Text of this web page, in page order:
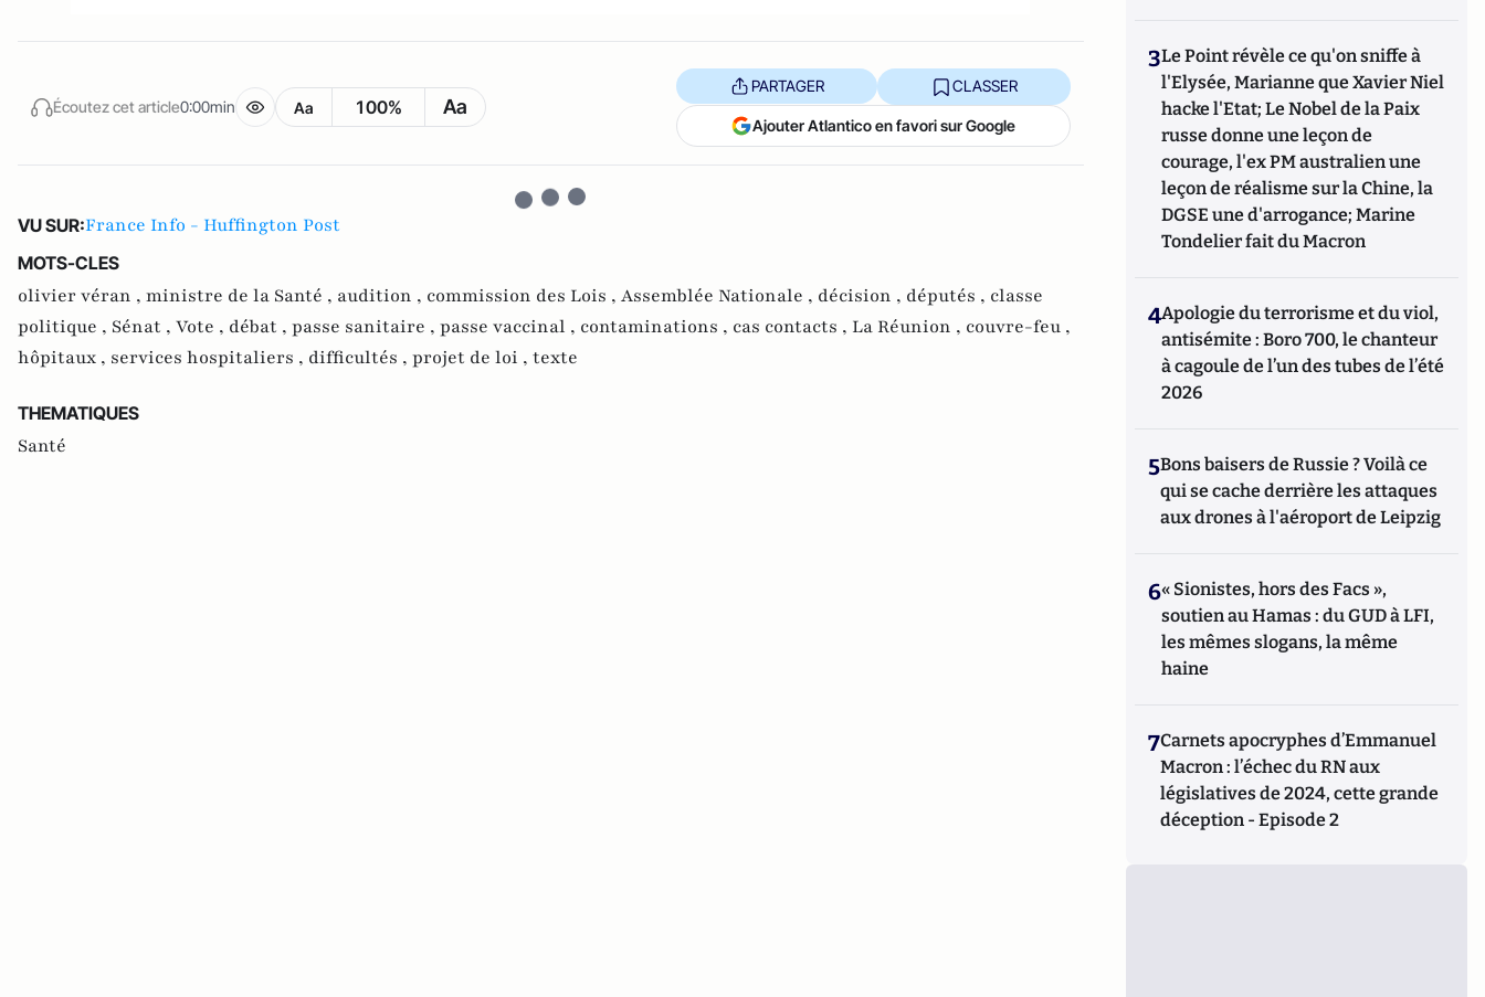
Écoutez cet article0:00min Aa 100% Aa
PARTAGER CLASSER
Ajouter Atlantico en favori sur Google
VU SUR:France Info - Huffington Post
MOTS-CLES
olivier véran , ministre de la Santé , audition , commission des Lois , Assemblée Nationale , décision , députés , classe
politique , Sénat , Vote , débat , passe sanitaire , passe vaccinal , contaminations , cas contacts , La Réunion , couvre-feu ,
hôpitaux , services hospitaliers , difficultés , projet de loi , texte
THEMATIQUES
Santé
3Le Point révèle ce qu'on sniffe à
l'Elysée, Marianne que Xavier Niel
hacke l'Etat; Le Nobel de la Paix
russe donne une leçon de
courage, l'ex PM australien une
leçon de réalisme sur la Chine, la
DGSE une d'arrogance; Marine
Tondelier fait du Macron
4Apologie du terrorisme et du viol,
antisémite : Boro 700, le chanteur
à cagoule de l’un des tubes de l’été
2026
5Bons baisers de Russie ? Voilà ce
qui se cache derrière les attaques
aux drones à l'aéroport de Leipzig
6« Sionistes, hors des Facs »,
soutien au Hamas : du GUD à LFI,
les mêmes slogans, la même
haine
7Carnets apocryphes d’Emmanuel
Macron : l’échec du RN aux
législatives de 2024, cette grande
déception - Episode 2